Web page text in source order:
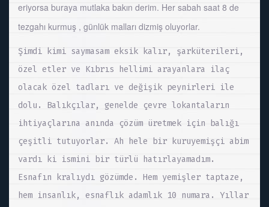
eriyorsa buraya mutlaka bakın derim. Her sabah saat 8 de
tezgahı kurmuş , günlük malları dizmiş oluyorlar.
Şimdi kimi saymasam eksik kalır, şarküterileri,
özel etler ve Kıbrıs hellimi arayanlara ilaç
olacak özel tadları ve değişik peynirleri ile
dolu. Balıkçılar, genelde çevre lokantaların
ihtiyaçlarına anında çözüm üretmek için balığı
çeşitli tutuyorlar. Ah hele bir kuruyemişçi abim
vardı ki ismini bir türlü hatırlayamadım.
Esnafın kralıydı gözümde. Hem yemişler taptaze,
hem insanlık, esnaflık adamlık 10 numara. Yıllar